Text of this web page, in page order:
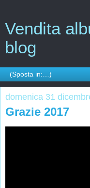
Vendita
blog
domenica 31
Grazie 2017